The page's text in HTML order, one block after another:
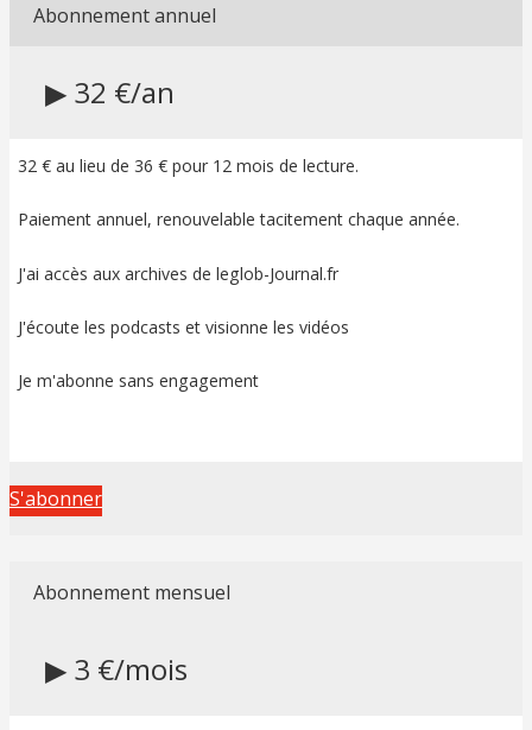
Abonnement annuel
▶ 32 €/an
32 € au lieu de 36 € pour 12 mois de lecture.
Paiement annuel, renouvelable tacitement chaque année.
J'ai accès aux archives de leglob-Journal.fr
J'écoute les podcasts et visionne les vidéos
Je m'abonne sans engagement
S'abonner
Abonnement mensuel
▶ 3 €/mois